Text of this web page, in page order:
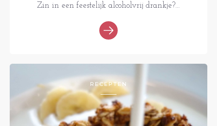
Zin in een feestelijk alcoholvrij drankje?...
RECEPTEN